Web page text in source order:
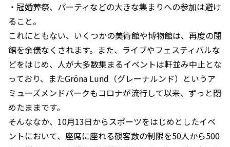
・冠婚葬祭、パーティなどの大きな集まりへの参加は避け
ること。
これにともない、いくつかの美術館や博物館は、再度の閉
館を余儀なくされます。また、ライブやフェスティバルな
どをはじめ、人が大多数集まるイベントは軒並み中止とな
っており、またGröna Lund（グレーナルンド）というア
ミューズメンドパークもコロナが流行して以来、ずっと閉
めたままです。
そんななか、10月13日からスポーツをはじめとしたイベ
ントにおいて、座席に座れる観客数の制限を50人から500